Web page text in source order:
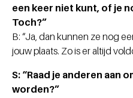
een keer niet kunt, of je
Toch?”
B: “Ja, dan kunnen ze nog
jouw plaats. Zo is er altijd
S: “Raad je anderen aan
worden?”